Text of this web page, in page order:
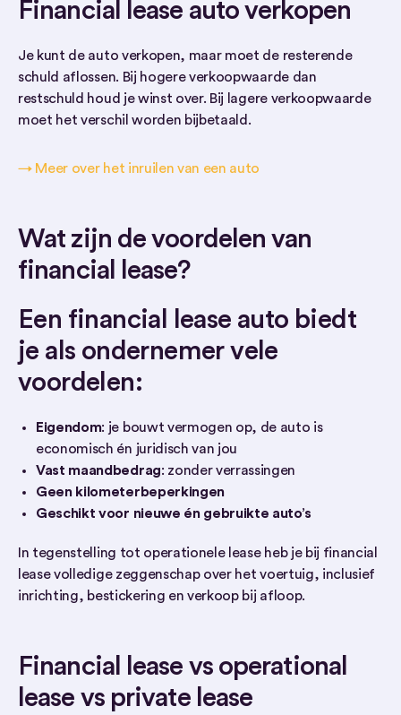
Financial lease auto verkopen
Je kunt de auto verkopen, maar moet de resterende
schuld aflossen. Bij hogere verkoopwaarde dan
restschuld houd je winst over. Bij lagere verkoopwaarde
moet het verschil worden bijbetaald.
→ Meer over het inruilen van een auto
Wat zijn de voordelen van
financial lease?
Een financial lease auto biedt
je als ondernemer vele
voordelen:
Eigendom: je bouwt vermogen op, de auto is
economisch én juridisch van jou
Vast maandbedrag: zonder verrassingen
Geen kilometerbeperkingen
Geschikt voor nieuwe én gebruikte auto’s
In tegenstelling tot operationele lease heb je bij financial
lease volledige zeggenschap over het voertuig, inclusief
inrichting, bestickering en verkoop bij afloop.
Financial lease vs operational
lease vs private lease